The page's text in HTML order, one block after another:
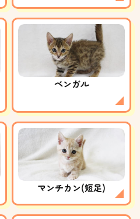
ベンガル
マンチカン(短足)